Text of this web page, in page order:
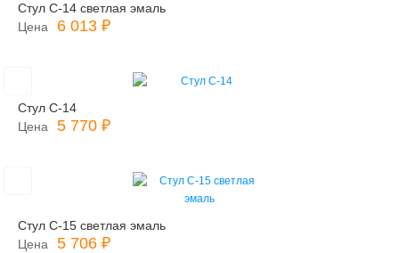
Стул С-14 светлая эмаль
Цена
6 013 ₽
Стул С-14
Цена
5 770 ₽
Стул С-15 светлая эмаль
Цена
5 706 ₽